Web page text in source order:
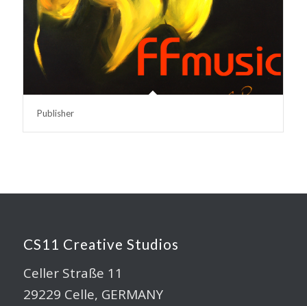
Publisher
CS11 Creative Studios
Celler Straße 11
29229 Celle, GERMANY